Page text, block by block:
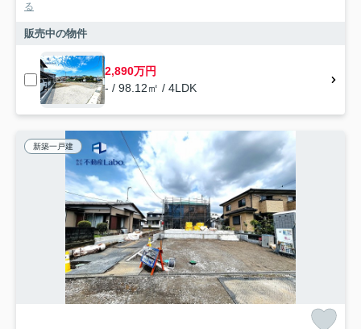
る
販売中の物件
2,890万円
- / 98.12㎡ / 4LDK
新築一戸建